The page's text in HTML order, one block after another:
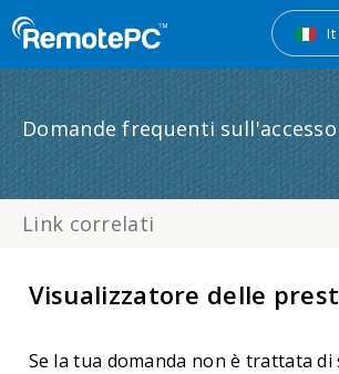
It
Domande frequenti
Link correlati
Visualizzatore delle
Se la tua domanda non è trattata di